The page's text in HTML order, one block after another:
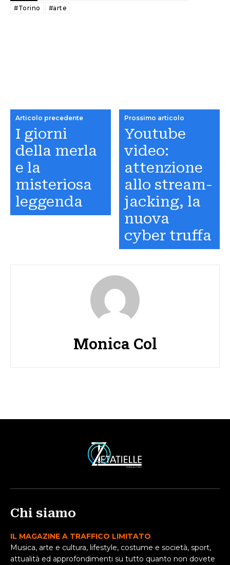
#Torino
#arte
Articolo precedente
I giorni
della merla
e la
misteriosa
leggenda
Prossimo articolo
Youtube
video:
attenzione
allo stream-
jacking, la
nuova
cyber truffa
Monica Col
Chi siamo
IL MAGAZINE A TRAFFICO LIMITATO
Musica, arte e cultura, lifestyle, costume e società, sport,
attualità ed approfondimenti su tutto quanto non dovete